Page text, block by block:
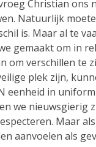
Christian ons
Natuurlijk
is. Maar al te
gemaakt om in
om verschillen te
plek zijn,
eenheid in
we nieuwsgierig
Maar
aanvoelen als